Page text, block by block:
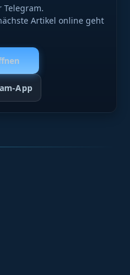
Telegram.
Artikel online geht
App